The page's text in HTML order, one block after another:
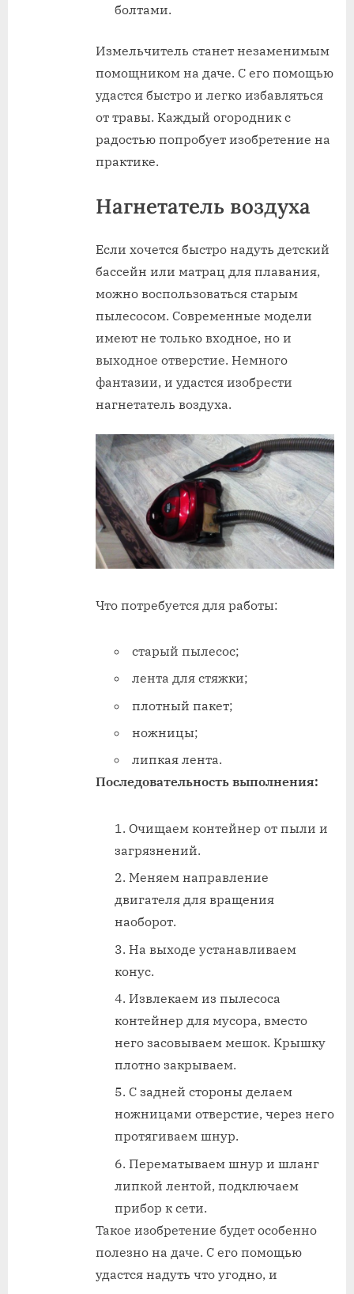
болтами.
Измельчитель станет незаменимым
помощником на даче. С его помощью
удастся быстро и легко избавляться
от травы. Каждый огородник с
радостью попробует изобретение на
практике.
Нагнетатель воздуха
Если хочется быстро надуть детский
бассейн или матрац для плавания,
можно воспользоваться старым
пылесосом. Современные модели
имеют не только входное, но и
выходное отверстие. Немного
фантазии, и удастся изобрести
нагнетатель воздуха.
Что потребуется для работы:
старый пылесос;
лента для стяжки;
плотный пакет;
ножницы;
липкая лента.
Последовательность выполнения:
Очищаем контейнер от пыли и
загрязнений.
Меняем направление
двигателя для вращения
наоборот.
На выходе устанавливаем
конус.
Извлекаем из пылесоса
контейнер для мусора, вместо
него засовываем мешок. Крышку
плотно закрываем.
С задней стороны делаем
ножницами отверстие, через него
протягиваем шнур.
Перематываем шнур и шланг
липкой лентой, подключаем
прибор к сети.
Такое изобретение будет особенно
полезно на даче. С его помощью
удастся надуть что угодно, и